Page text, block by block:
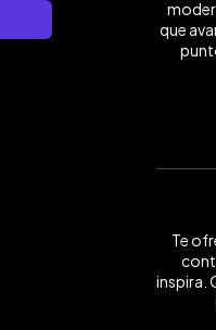
que
Te
inspira.